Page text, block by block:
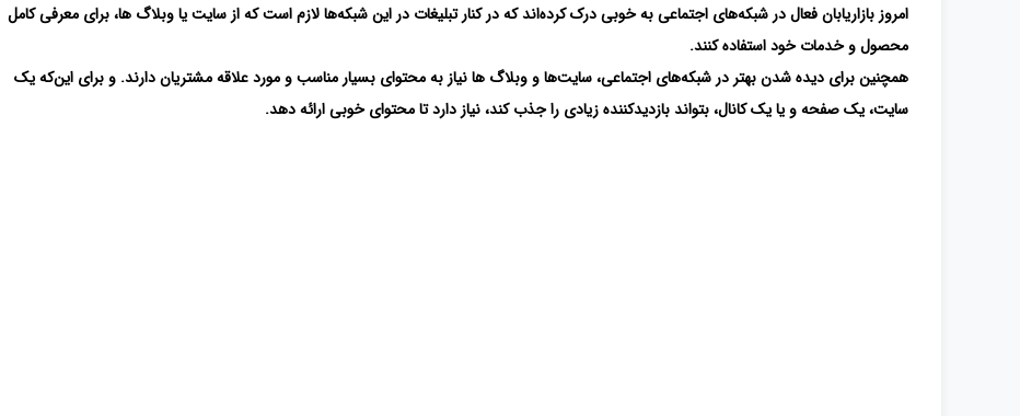
امروز بازاریابان فعال در شبکه‌های اجتماعی به‌ خوبی درک کرده‌اند که در کنار تبلیغات در این شبکه‌ها لازم است که از سایت یا وبلاگ ها، برای معرفی کامل
محصول و خدمات خود استفاده کنند.
همچنین برای دیده شدن بهتر در شبکه‌های اجتماعی، سایت‌ها و وبلاگ ها نیاز به محتوای بسیار مناسب و مورد علاقه مشتریان دارند. و برای این‌که یک
سایت، یک صفحه و یا یک کانال، بتواند بازدیدکننده زیادی را جذب کند، نیاز دارد تا محتوای خوبی ارائه دهد.